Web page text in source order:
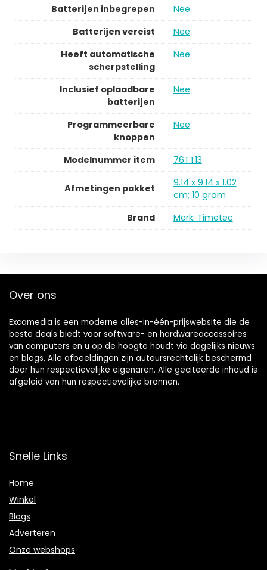
Batterijen inbegrepen
Nee
Batterijen vereist
Nee
Heeft automatische
scherpstelling
Nee
Inclusief oplaadbare
batterijen
Nee
Programmeerbare
knoppen
Nee
Modelnummer item 76TT13
Afmetingen pakket
9.14 x 9.14 x 1.02
cm; 10 gram
Brand
Merk: Timetec
Over ons
Excamedia is een moderne alles-in-één-prijswebsite die de
beste deals biedt voor software- en hardwareaccessoires
van computers en u op de hoogte houdt via dagelijks nieuws
en blogs. Alle afbeeldingen zijn auteursrechtelijk beschermd
door hun respectievelijke eigenaren. Alle geciteerde inhoud is
afgeleid van hun respectievelijke bronnen.
Snelle Links
Home
Winkel
Blogs
Adverteren
Onze webshops